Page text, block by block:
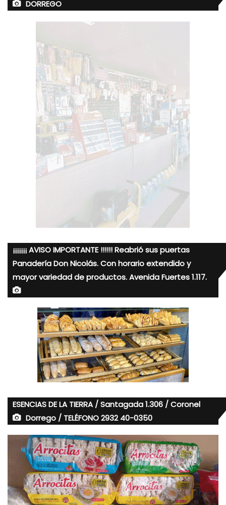
DORREGO
¡¡¡¡¡¡¡ AVISO IMPORTANTE !!!!!! Reabrió sus puertas
Panadería Don Nicolás. Con horario extendido y
mayor variedad de productos. Avenida Fuertes 1.117.
ESENCIAS DE LA TIERRA / Santagada 1.306 / Coronel
Dorrego / TELÉFONO 2932 40-0350